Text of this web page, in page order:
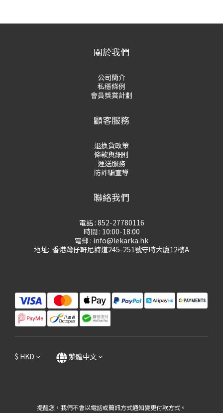
關於我們
公司簡介
私穩條例
會員獎賞計劃
顧客服務
退換貨政策
條款與細則
運送服務
防詐騙宣導
聯絡我們
電話 : 852-27780116
時間 : 10:00-18:00
電郵 : info@lekarka.hk
地址: 香港灣仔軒尼詩道245-251號守時大廈12樓A
$ HKD 繁體中文
提醒您，我們不會以電話或簡訊方式通知變更付款方式。